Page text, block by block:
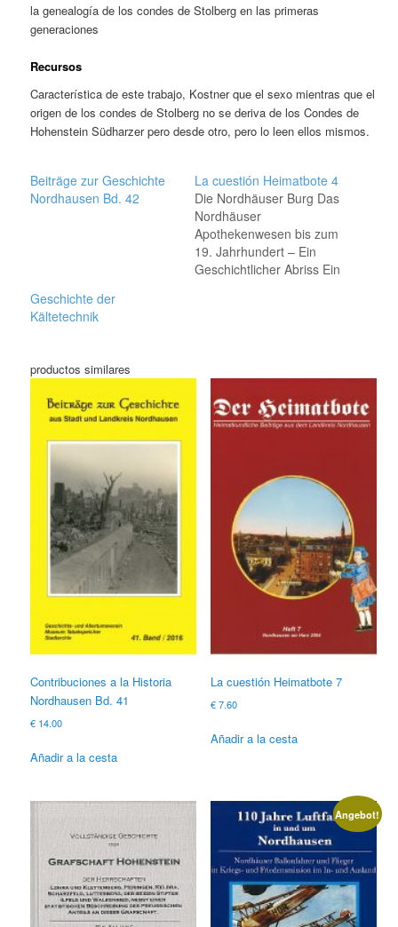
la genealogía de los condes de Stolberg en las primeras
generaciones
Recursos
Característica de este trabajo, Kostner que el sexo mientras que el
origen de los condes de Stolberg no se deriva de los Condes de
Hohenstein Südharzer pero desde otro, pero lo leen ellos mismos.
Beiträge zur Geschichte
Nordhausen Bd. 42
La cuestión Heimatbote 4
Die Nordhäuser Burg Das
Nordhäuser
Apothekenwesen bis zum
19. Jahrhundert – Ein
Geschichtlicher Abriss Ein
Kupferschmelzhütte Der
Niedergebra
Geschichtliches aus der
antepasados ​​de los
Condes de Hohenstein
Geschichte der
Kältetechnik
productos similares
Contribuciones a la Historia
Nordhausen Bd. 41
€ 14.00
Añadir a la cesta
La cuestión Heimatbote 7
€7.60
Añadir a la cesta
Angebot!